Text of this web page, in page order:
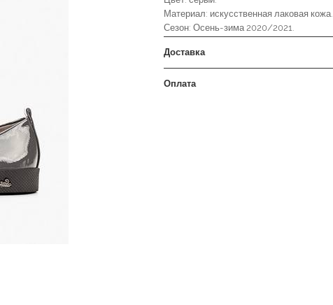
Материал: искусственная лаковая кожа.
Сезон: Осень-зима 2020/2021.
Доставка
Оплата